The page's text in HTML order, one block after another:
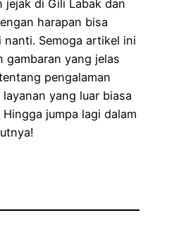
jejak di Gili Labak dan
harapan bisa
nanti. Semoga artikel ini
gambaran yang jelas
pengalaman
yang luar biasa
jumpa lagi dalam